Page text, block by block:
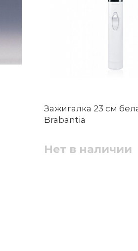
Зажигалка 23 см
Brabantia
Нет в наличии